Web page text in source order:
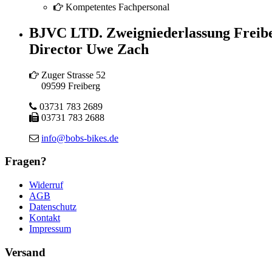
Kompetentes Fachpersonal
BJVC LTD. Zweigniederlassung
Director Uwe Zach
Zuger Strasse 52
09599 Freiberg
03731 783 2689
03731 783 2688
info@bobs-bikes.de
Fragen?
Widerruf
AGB
Datenschutz
Kontakt
Impressum
Versand